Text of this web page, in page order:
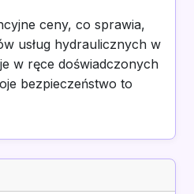
ceny, co sprawia,
usług hydraulicznych w
w ręce doświadczonych
bezpieczeństwo to